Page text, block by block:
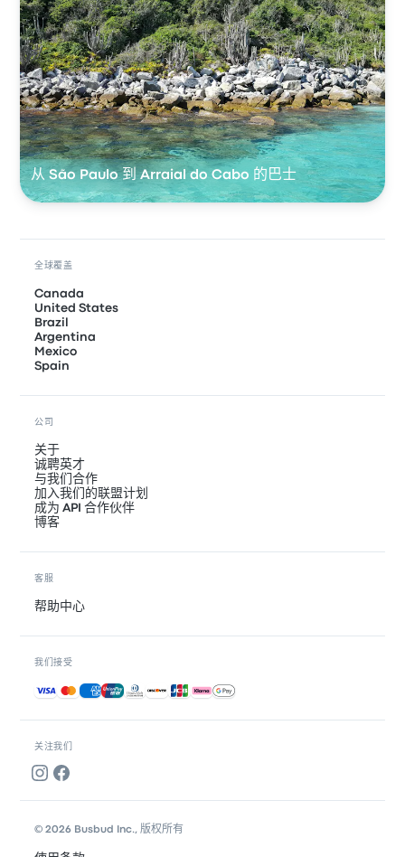
从 São Paulo 到 Arraial do Cabo 的巴士
关注我们
全球覆盖
Canada
United States
Brazil
Argentina
Mexico
Spain
公司
关于
诚聘英才
与我们合作
加入我们的联盟计划
成为 API 合作伙伴
博客
客服
帮助中心
我们接受
接受的付款方式
© 2026 Busbud Inc., 版权所有